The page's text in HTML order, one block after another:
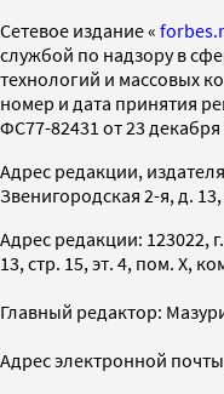
Cетевое издание «
службой по надзору в
технологий и массовых
номер и дата принятия
ФС77-82431 от 23 декабря
Адрес редакции,
Звенигородская 2-я, д.
Адрес редакции: 123022,
13, стр. 15, эт. 4, пом. X,
Главный редактор:
Адрес электронной